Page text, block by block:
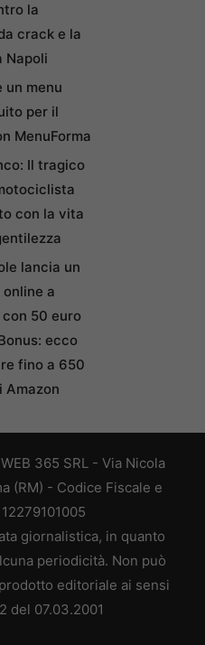
la
crack e la
Napoli
un menu
per il
MenuForma
Il tragico
con la vita
lancia un
a
50 euro
ecco
fino a 650
Amazon
365 SRL - Via Nicola
(RM) - Codice Fiscale e
giornalistica, in quanto
periodicità. Non può
editoriale ai sensi
del 07.03.2001